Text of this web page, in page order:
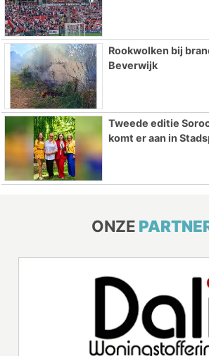
Rookwolken bij
Beverwijk
Tweede editie
komt er aan in
ONZE